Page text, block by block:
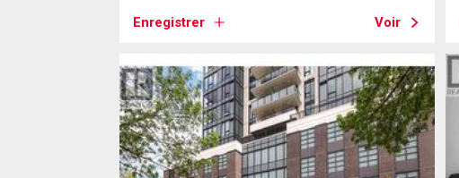
Enregistrer Voir